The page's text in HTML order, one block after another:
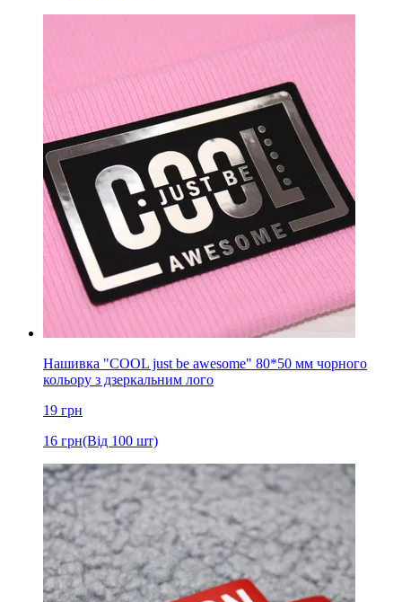
Нашивка "COOL just be awesome" 80*50 мм чорного
кольору з дзеркальним лого
19 грн
16 грн(Від 100 шт)